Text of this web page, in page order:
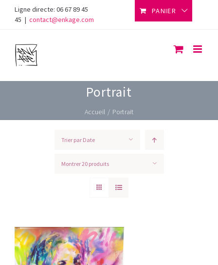
content
Ligne directe: 06 67 89 45
45 | contact@enkage.com
PANIER
Portrait
Accueil / Portrait
Trier par Date
Montrer20 produits